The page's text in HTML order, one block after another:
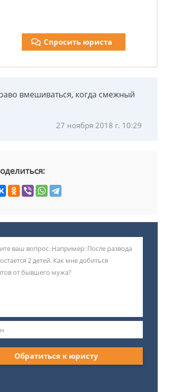
Спросить юриста
вмешиваться, когда смежный
27 ноября 2018 г. 10:29
Обратиться к юристу